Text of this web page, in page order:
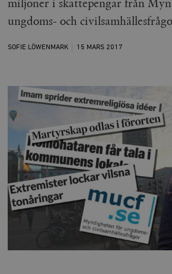
miljoner i skattepengar från
ungdoms- och
SOFIE LÖWENMARK 15 MARS 2017